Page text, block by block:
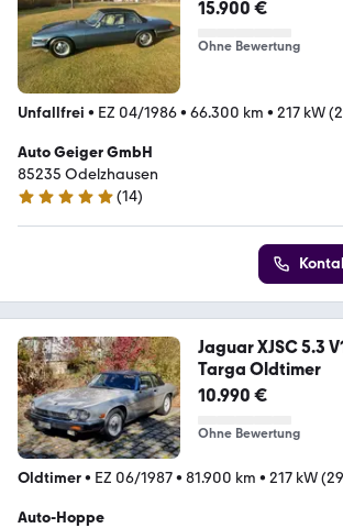
15.900 €
Ohne Bewertung
Unfallfrei • EZ 04/1986• 66.300 km • 217 kW
Auto Geiger GmbH
85235 Odelzhausen
5 Sterne
(14)
Jaguar XJSC 5.3
Targa Oldtimer
10.990 €
Ohne Bewertung
Oldtimer• EZ 06/1987• 81.900 km • 217 kW
Auto-Hoppe